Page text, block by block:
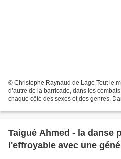
© Christophe Raynaud de Lage Tout le monde a besoin d’amour. De part et
d’autre de la barricade, dans les
chaque côté des sexes et des genres.
Taigué Ahmed - la danse
l'effroyable avec une